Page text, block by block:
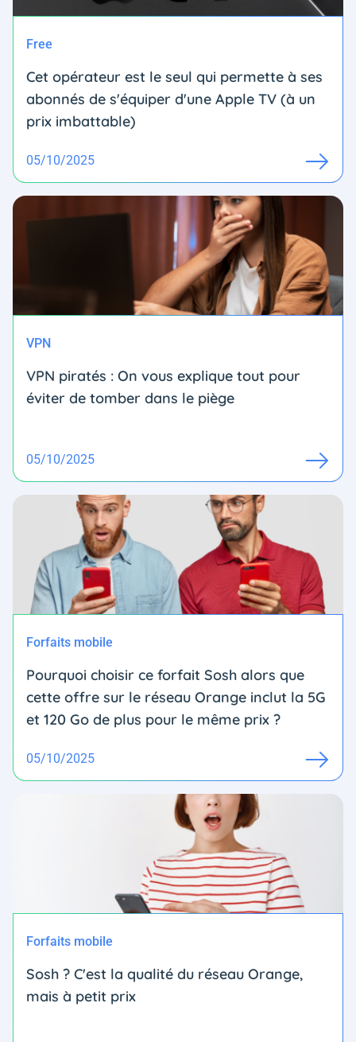
Free
Cet opérateur est le seul qui permette à ses
abonnés de s'équiper d'une Apple TV (à un
prix imbattable)
05/10/2025
VPN
VPN piratés : On vous explique tout pour
éviter de tomber dans le piège
05/10/2025
Forfaits mobile
Pourquoi choisir ce forfait Sosh alors que
cette offre sur le réseau Orange inclut la 5G
et 120 Go de plus pour le même prix ?
05/10/2025
Forfaits mobile
Sosh ? C'est la qualité du réseau Orange,
mais à petit prix